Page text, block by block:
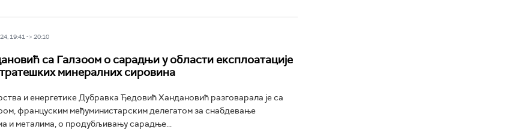
19:41 -> 20:10
са Галзоом о сарадњи у области експлоатације
минералних сировина
и енергетике Дубравка Ђедовић Хандановић разговарала је са
француским међуминистарским делегатом за снабдевање
и металима, о продубљивању сарадње...